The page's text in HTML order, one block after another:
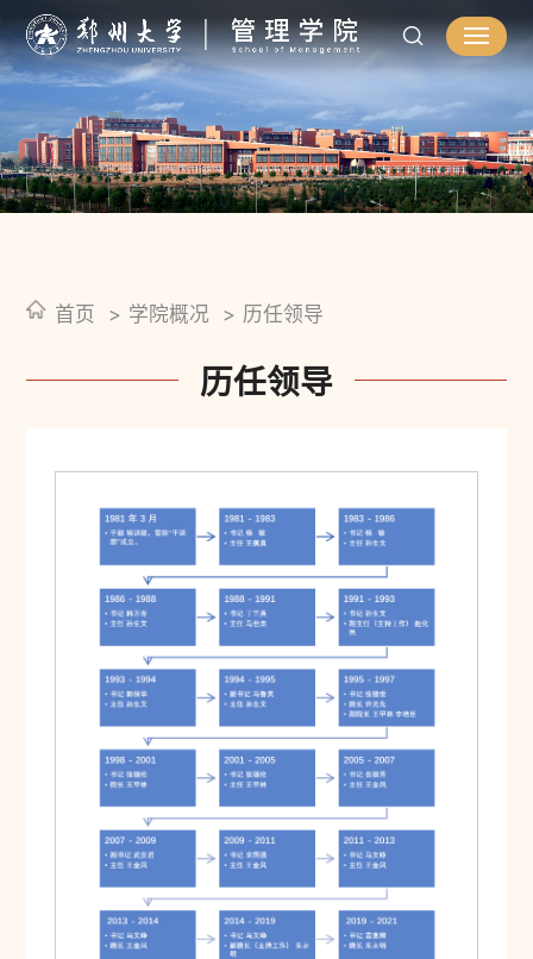
首页 学院概况 历任领导
历任领导